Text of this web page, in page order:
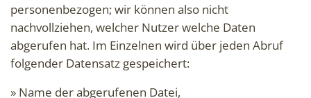
personenbezogen; wir können also nicht
nachvollziehen, welcher Nutzer welche Daten
abgerufen hat. Im Einzelnen wird über jeden Abruf
folgender Datensatz gespeichert:
» Name der abgerufenen Datei,